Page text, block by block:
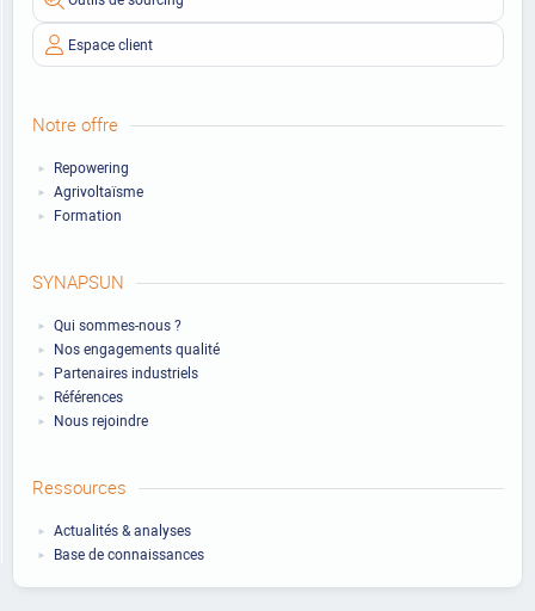
Espace client
Notre offre
Repowering
Agrivoltaïsme
Formation
SYNAPSUN
Qui sommes-nous ?
Nos engagements qualité
Partenaires industriels
Références
Nous rejoindre
Ressources
Actualités & analyses
Base de connaissances